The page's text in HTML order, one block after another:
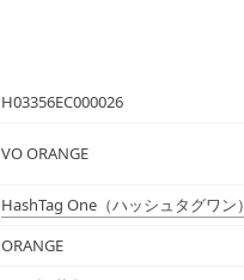
H03356EC000026
VO ORANGE
HashTag One （ハッシュタグワン）
ORANGE